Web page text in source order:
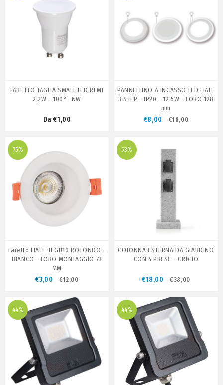
FARETTO TAGLIA SMALL LED REMI
2,2W - 100°- NW
Da €1,00
PANNELLINO A INCASSO LED FIALE
3 STEP - IP20 - 12.5W - FORO 128
mm
€8,00 €18,00
75%
Faretto FIALE III GU10 ROTONDO -
BIANCO - FORO MONTAGGIO 73
MM
€3,00 €12,00
53%
COLONNA ESTERNA DA GIARDINO
CON 4 PRESE - GRIGIO
€18,00 €38,00
44% 44%